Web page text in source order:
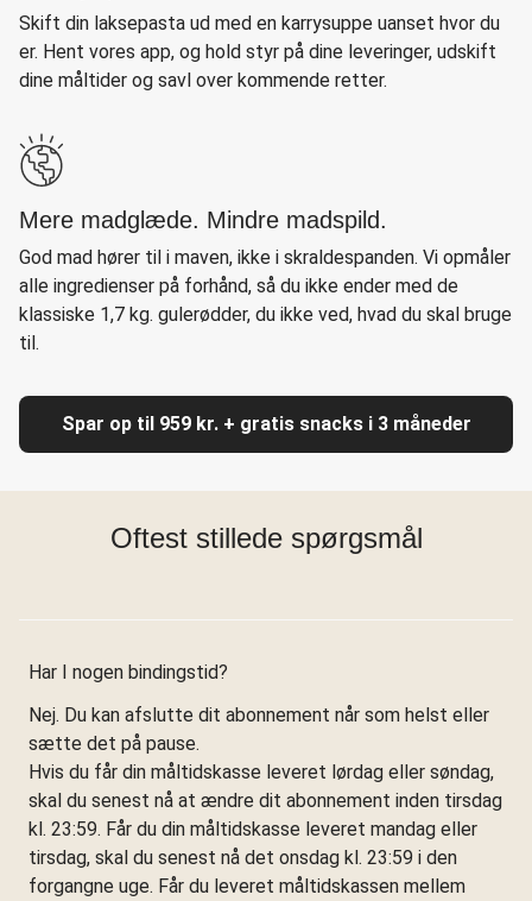
Skift din laksepasta ud med en karrysuppe uanset hvor du
er. Hent vores app, og hold styr på dine leveringer, udskift
dine måltider og savl over kommende retter.
Mere madglæde. Mindre madspild.
God mad hører til i maven, ikke i skraldespanden. Vi opmåler
alle ingredienser på forhånd, så du ikke ender med de
klassiske 1,7 kg. gulerødder, du ikke ved, hvad du skal bruge
til.
Spar op til 959 kr. + gratis snacks i 3 måneder
Oftest stillede spørgsmål
Har I nogen bindingstid?
Nej. Du kan afslutte dit abonnement når som helst eller
sætte det på pause.
Hvis du får din måltidskasse leveret lørdag eller søndag,
skal du senest nå at ændre dit abonnement inden tirsdag
kl. 23:59. Får du din måltidskasse leveret mandag eller
tirsdag, skal du senest nå det onsdag kl. 23:59 i den
forgangne uge. Får du leveret måltidskassen mellem